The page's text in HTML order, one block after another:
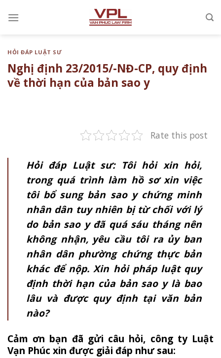
đến
HỎI ĐÁP LUẬT SƯ
Nghị định 23/2015/-NĐ-CP, quy định
về thời hạn của bản sao y
Rate this post
Hỏi đáp Luật sư: Tôi hỏi xin hỏi,
trong quá trình làm hồ sơ xin việc
tôi bổ sung bản sao y chứng minh
nhân dân tuy nhiên bị từ chối với lý
do bản sao y đã quá sáu tháng nên
không nhận, yêu cầu tôi ra ủy ban
nhân dân phường chứng thực bản
khác để nộp. Xin hỏi pháp luật quy
định thời hạn của bản sao y là bao
lâu và được quy định tại văn bản
nào?
Cảm ơn bạn đã gửi câu hỏi, công ty Luật
Vạn Phúc xin được giải đáp như sau: